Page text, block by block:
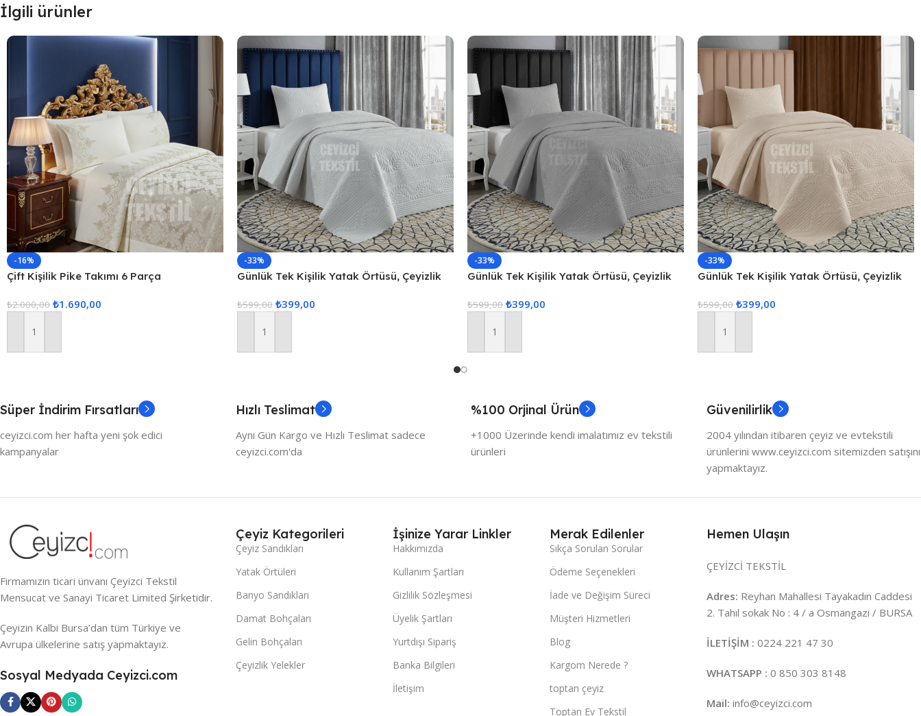
İlgili ürünler
-16%
Çift Kişilik Pike Takımı 6 Parça
₺2.000,00 ₺1.690,00
Sepete Ekle
-33%
Günlük Tek Kişilik Yatak Örtüsü, Çeyizlik
₺599,00 ₺399,00
Sepete Ekle
-33%
Günlük Tek Kişilik Yatak Örtüsü, Çeyizlik
₺599,00 ₺399,00
Sepete Ekle
-33%
Günlük Tek Kişilik Yatak Örtüsü, Çeyizlik
Kapuçino
₺599,00 ₺399,00
Sepete Ekle
Süper İndirim Fırsatları
ceyizci.com her hafta yeni şok edici
kampanyalar
Hızlı Teslimat
Aynı Gün Kargo ve Hızlı Teslimat sadece
ceyizci.com'da
%100 Orjinal Ürün
+1000 Üzerinde kendi imalatımız ev tekstili
ürünleri
Güvenilirlik
2004 yılından itibaren çeyiz ve evtekstili
ürünlerini www.ceyizci.com sitemizden satışını
yapmaktayız.
Firmamızın ticari ünvanı Çeyizci Tekstil
Mensucat ve Sanayi Ticaret Limited Şirketidir.
Çeyizin Kalbi Bursa’dan tüm Türkiye ve
Avrupa ülkelerine satış yapmaktayız.
Sosyal Medyada Ceyizci.com
Çeyiz Kategorileri
Çeyiz Sandıkları
Yatak Örtüleri
Banyo Sandıkları
Damat Bohçaları
Gelin Bohçaları
Çeyizlik Yelekler
İşinize Yarar Linkler
Hakkımızda
Kullanım Şartları
Gizlilik Sözleşmesi
Üyelik Şartları
Yurtdışı Sipariş
Banka Bilgileri
İletişim
Merak Edilenler
Sıkça Sorulan Sorular
Ödeme Seçenekleri
İade ve Değişim Süreci
Müşteri Hizmetleri
Blog
Kargom Nerede ?
toptan çeyiz
Toptan Ev Tekstil
Hemen Ulaşın
ÇEYİZCİ TEKSTİL
Adres: Reyhan Mahallesi Tayakadın Caddesi
2. Tahıl sokak No : 4 / a Osmangazi / BURSA
İLETİŞİM : 0224 221 47 30
WHATSAPP : 0 850 303 8148
Mail: info@ceyizci.com